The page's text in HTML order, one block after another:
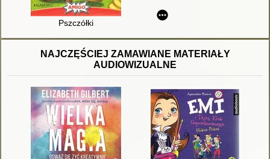
Pszczółki
NAJCZĘŚCIEJ ZAMAWIANE MATERIAŁY
AUDIOWIZUALNE